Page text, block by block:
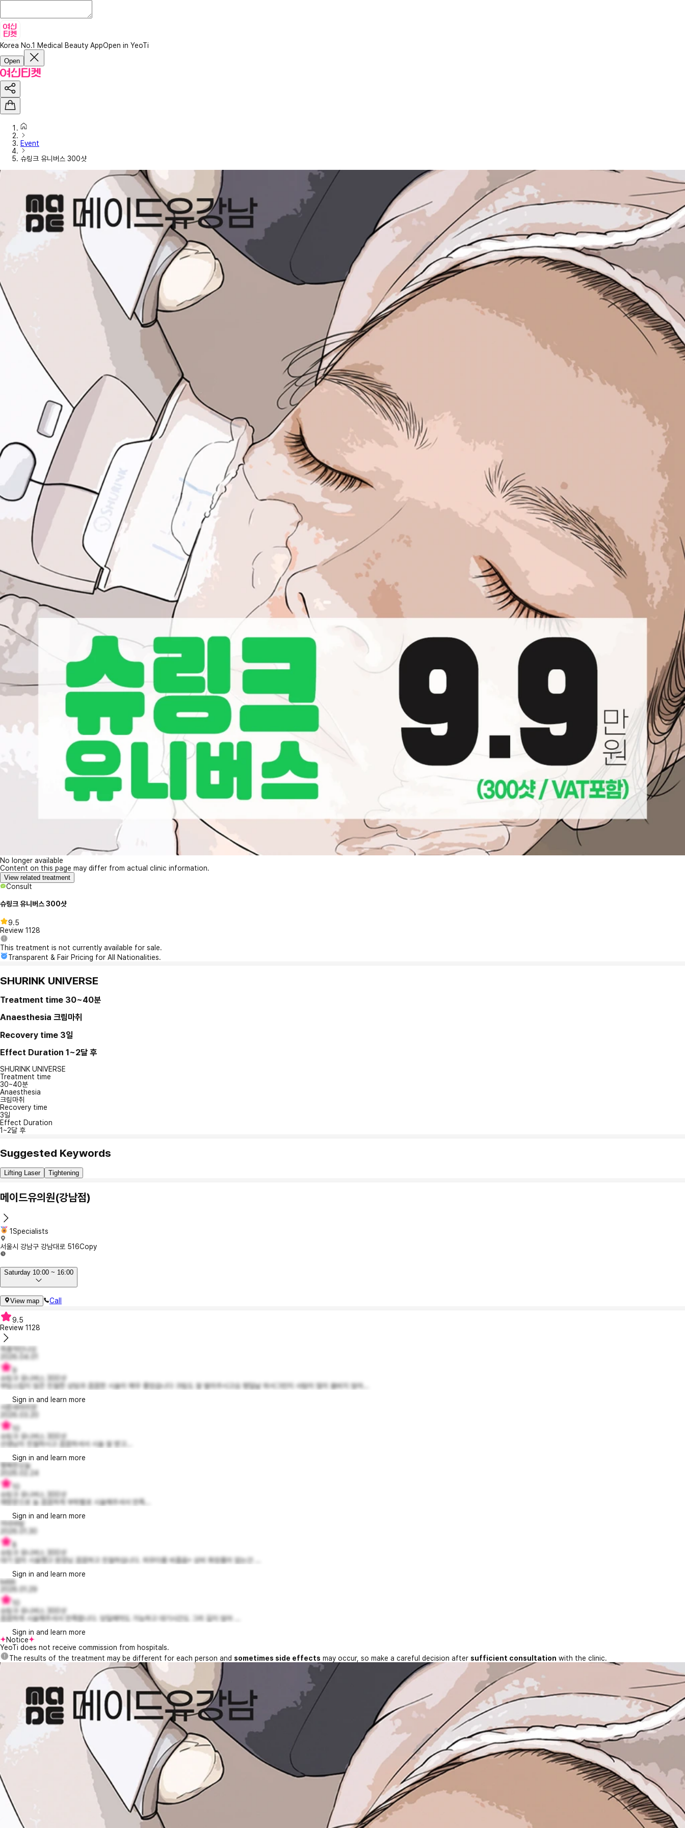
Korea No.1 Medical Beauty AppOpen in YeoTi
Open
Event
슈링크 유니버스 300샷
No longer available
Content on this page may differ from actual clinic information.
View related treatment
Consult
슈링크 유니버스 300샷
9.5
Review 1128
This treatment is not currently available for sale.
Transparent & Fair Pricing for All Nationalities.
SHURINK UNIVERSE
Treatment time 30~40분
Anaesthesia 크림마취
Recovery time 3일
Effect Duration 1~2달 후
SHURINK UNIVERSE
Treatment time
30~40분
Anaesthesia
크림마취
Recovery time
3일
Effect Duration
1~2달 후
Suggested Keywords
Lifting Laser Tightening
메이드유의원(강남점)
1Specialists
서울시 강남구 강남대로 516Copy
Saturday 10:00 ~ 16:00
View map Call
9.5
Review 1128
즉흥적인냐오
2026.04.01
9
슈링크 유니버스 300샷
부담스럽지 않은 친절한 상담과 꼼꼼한 시술이 매우 좋았습니다 크림도 잘 발라주시고요 평일날 와서그런지 사람이 많이 붐비지 않아...
Sign in and learn more
서른세마리양
슈링크 유니버스 300샷
선생님이 친절하시고 꼼꼼하셔서 시술 잘 받고...
Sign in and learn more
행복한오늘
2026.02.24
슈링크 유니버스 300샷
재방문으로 늘 꼼꼼하게 부위별로 시술해주셔서 만족...
Sign in and learn more
저녁바람
2026.01.30
8
슈링크 유니버스 300샷
대기 없이 시술했고 원장님 꼼꼼하고 친절하십니다. 피우더룸 비좁음+ 상비 화장품이 없는건 ...
Sign in and learn more
kebb
2026.01.29
슈링크 유니버스 300샷
꼼꼼하게 시술해주셔서 만족합니다. 당일예약도 가능하고 대기시간도 그리 길지 않아 ...
Sign in and learn more
Notice
YeoTi does not receive commission from hospitals.
The results of the treatment may be different for each person and sometimes side effects may occur, so make a careful decision after sufficient consultation with the clinic.